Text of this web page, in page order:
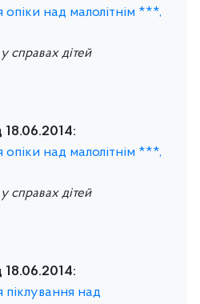
над малолітнім ***,
справах дітей
18.06.2014:
над малолітнім ***,
справах дітей
18.06.2014:
над